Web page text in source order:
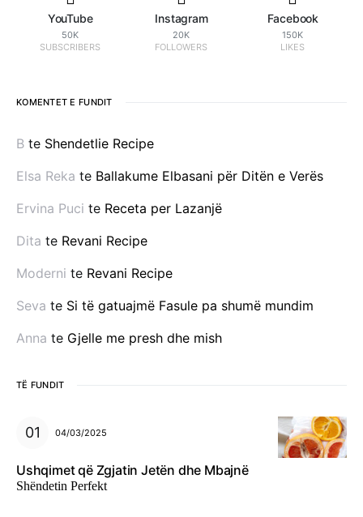
YouTube
50K
SUBSCRIBERS
Instagram
20K
FOLLOWERS
Facebook
150K
LIKES
KOMENTET E FUNDIT
B te Shendetlie Recipe
Elsa Reka te Ballakume Elbasani për Ditën e Verës
Ervina Puci te Receta per Lazanjë
Dita te Revani Recipe
Moderni te Revani Recipe
Seva te Si të gatuajmë Fasule pa shumë mundim
Anna te Gjelle me presh dhe mish
TË FUNDIT
04/03/2025
Ushqimet që Zgjatin Jetën dhe Mbajnë
Shëndetin Perfekt